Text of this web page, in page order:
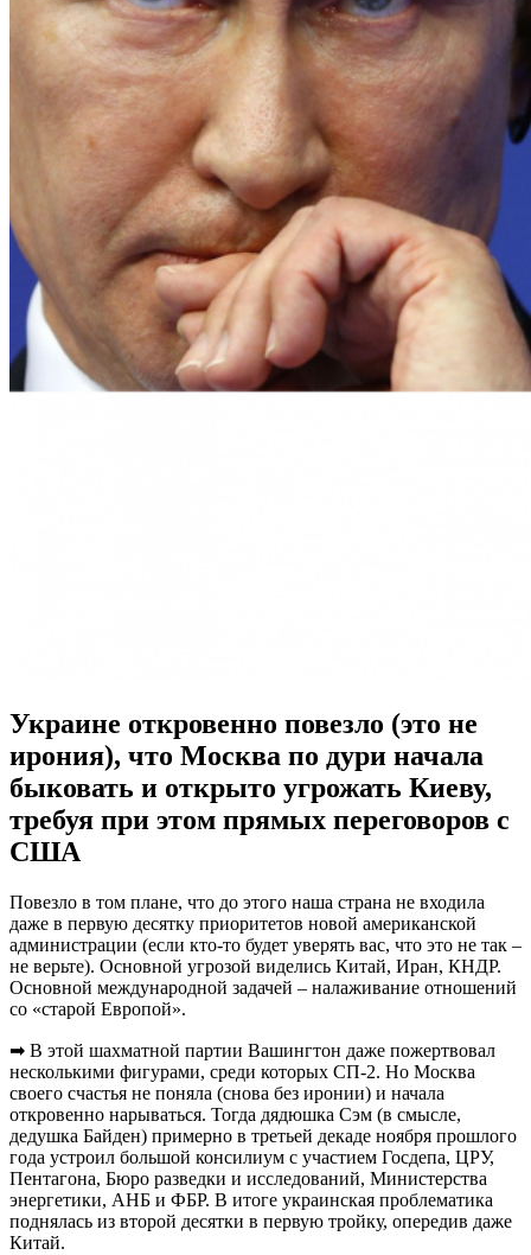
Украине откровенно повезло (это не
ирония), что Москва по дури начала
быковать и открыто угрожать Киеву,
требуя при этом прямых переговоров с
США
Повезло в том плане, что до этого наша страна не входила
даже в первую десятку приоритетов новой американской
администрации (если кто-то будет уверять вас, что это не так –
не верьте). Основной угрозой виделись Китай, Иран, КНДР.
Основной международной задачей – налаживание отношений
со «старой Европой».
➡ В этой шахматной партии Вашингтон даже пожертвовал
несколькими фигурами, среди которых СП-2. Но Москва
своего счастья не поняла (снова без иронии) и начала
откровенно нарываться. Тогда дядюшка Сэм (в смысле,
дедушка Байден) примерно в третьей декаде ноября прошлого
года устроил большой консилиум с участием Госдепа, ЦРУ,
Пентагона, Бюро разведки и исследований, Министерства
энергетики, АНБ и ФБР. В итоге украинская проблематика
поднялась из второй десятки в первую тройку, опередив даже
Китай.